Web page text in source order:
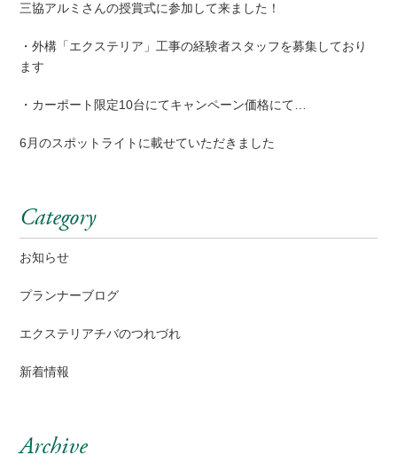
三協アルミさんの授賞式に参加して来ました！
・外構「エクステリア」工事の経験者スタッフを募集しており
ます
・カーポート限定10台にてキャンペーン価格にて…
6月のスポットライトに載せていただきました
Category
お知らせ
プランナーブログ
エクステリアチバのつれづれ
新着情報
Archive